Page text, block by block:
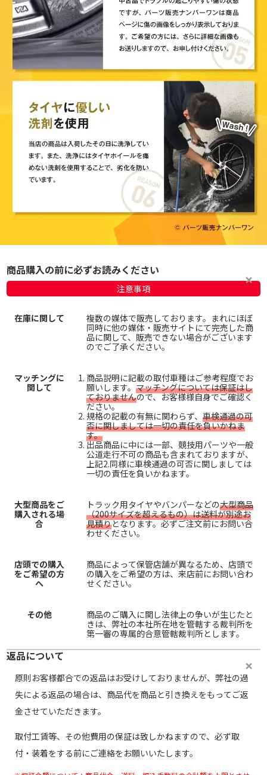
商品購入の前に必ずお読みください
注意事項
在庫に関して
複数の媒体で販売しております。まれにほぼ
同時に他の媒体・販売サイトにて完売した商
品に関して、販売できない場合がございます
のでご了承ください。
マッチングに
関して
商品説明に記載の取付車種はご参考程度でお
願いします。 マッチングについては保証はし
ておりませんので、お客様様自身でご確認く
ださい。
規格の記載の有無に関わらず、 車検通過の可
否に関しましては一切の責任を負いかねま
す。
出品商品に中には一部、競技用パーツや一般
公道走行不可の商品も含まれておりますが、
上記2.同様に車検通過の可否に関しましては
一切の責任を負いかねます。
大型商品をご
購入される場
合
トラック用タイヤやバンパーなどの大型商品
（200サイズを超えるもの）は送料が別途お
見積りとなります。必ずご注文前にお問い合
わせください。
店頭での購入
をご希望の方
へ
商品によって保管店舗が異なるため、店頭で
の購入をご希望の方は、来店前にお問い合わ
せください。
その他
商品のご購入に関し法律上の争いが生じたと
きは、弊社の本社所在地を管轄する裁判所を
第一審の専属的合意管轄裁判所とします。
返品について
原則お客様都合での返品はお受けしておりませんが、弊社の過
失による返品の場合は、商品代を商品と引き換えをもってご返
金させていただきます。
取付工賃等、その他費用の保証は致しかねますので、必ず取
付・装着をする前にご連絡をお願いいたします。